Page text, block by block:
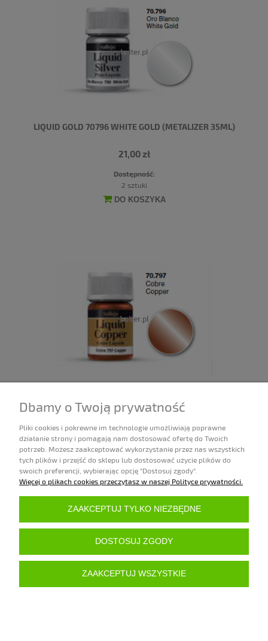
LIQUID GOLD 70796 WHITE GOLD (METALIZER 35ML)
21,00 zł
Dostępność:
2 sztuki
DO KOSZYKA
Dostępność:
2 sztuki
DO KOSZYKA
ZAKUPY
MOJE KONTO
Dbamy o Twoją prywatność
Pliki cookies i pokrewne im technologie umożliwiają poprawne
działanie strony i pomagają nam dostosować ofertę do Twoich
potrzeb. Możesz zaakceptować wykorzystanie przez nas wszystkich
tych plików i przejść do sklepu lub dostosować użycie plików do
swoich preferencji, wybierając opcję "Dostosuj zgody".
Więcej o plikach cookies przeczytasz w naszej Polityce prywatności.
ZAAKCEPTUJ TYLKO NIEZBĘDNE
DOSTOSUJ ZGODY
ZAAKCEPTUJ WSZYSTKIE